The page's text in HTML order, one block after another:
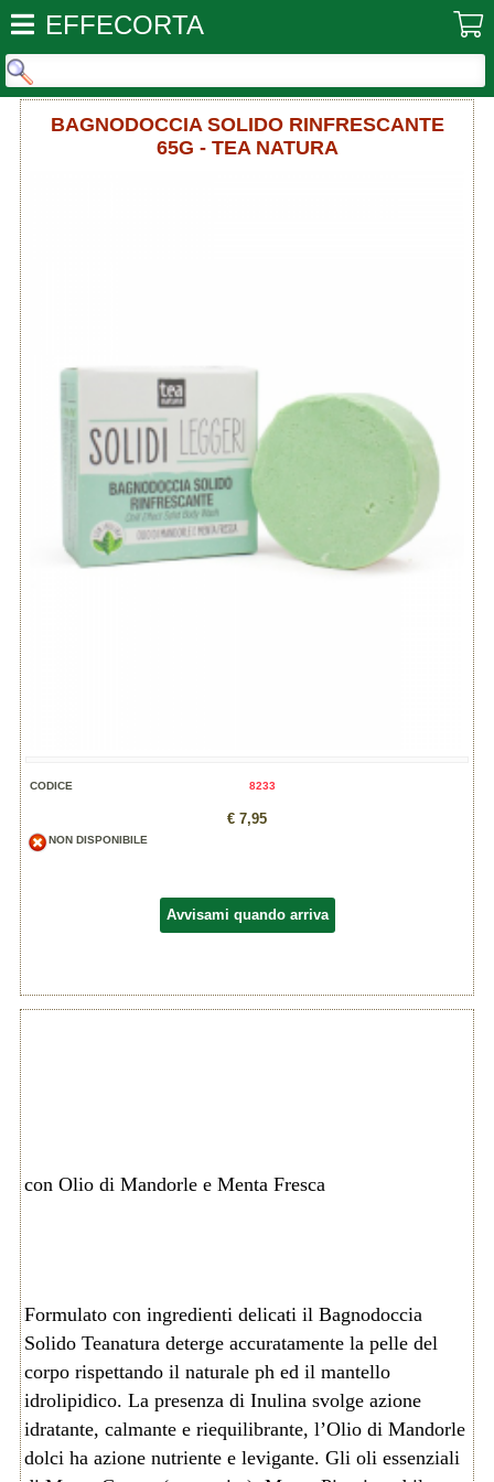
EFFECORTA
BAGNODOCCIA SOLIDO RINFRESCANTE
65G - TEA NATURA
CODICE 8233
€ 7,95
NON DISPONIBILE
Avvisami quando arriva
con Olio di Mandorle e Menta Fresca
Formulato con ingredienti delicati il Bagnodoccia
Solido Teanatura deterge accuratamente la pelle del
corpo rispettando il naturale ph ed il mantello
idrolipidico. La presenza di Inulina svolge azione
idratante, calmante e riequilibrante, l’Olio di Mandorle
dolci ha azione nutriente e levigante. Gli oli essenziali